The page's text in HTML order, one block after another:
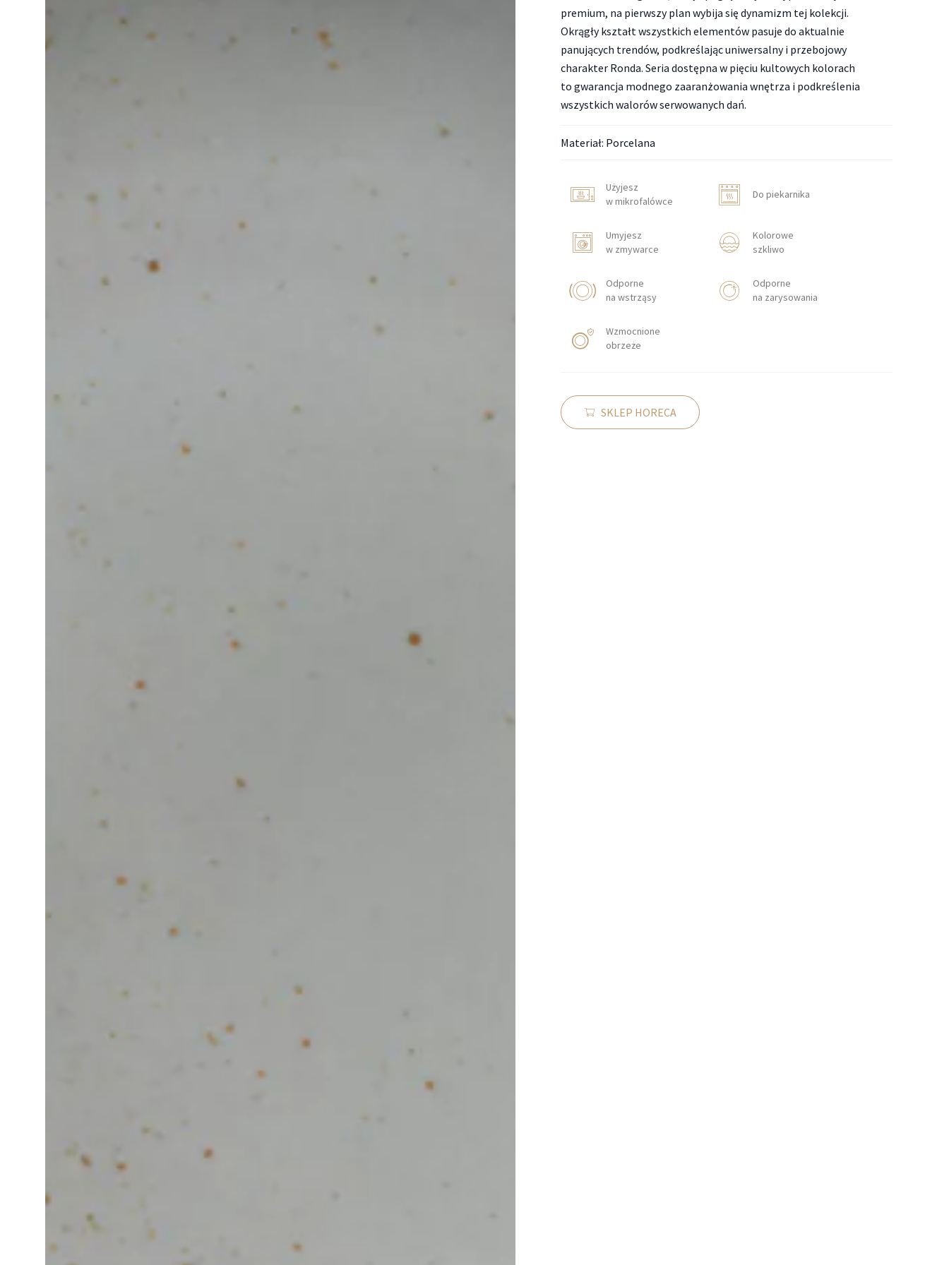
premium, na pierwszy plan wybija się dynamizm tej kolekcji.
Okrągły kształt wszystkich elementów pasuje do aktualnie
panujących trendów, podkreślając uniwersalny i przebojowy
charakter Ronda. Seria dostępna w pięciu kultowych kolorach
to gwarancja modnego zaaranżowania wnętrza i podkreślenia
wszystkich walorów serwowanych dań.
Materiał: Porcelana
Użyjesz
w mikrofalówce
Do piekarnika
Umyjesz
w zmywarce
Kolorowe
szkliwo
Odporne
na wstrząsy
Odporne
na zarysowania
Wzmocnione
obrzeże
SKLEP HORECA